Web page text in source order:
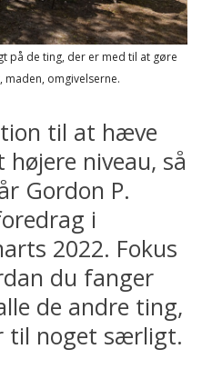
på de ting, der er med til at gøre
maden, omgivelserne.
til at hæve
niveau, så
Gordon P.
i
2022. Fokus
du fanger
de andre ting,
til noget særligt.